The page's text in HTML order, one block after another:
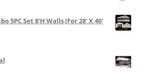
5PC Set 8'H Walls (For 28' X 40'